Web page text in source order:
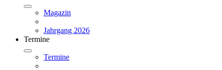
Magazin
Jahrgang 2026
Termine
Termine